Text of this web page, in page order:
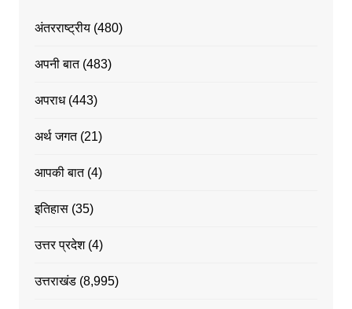
अंतरराष्ट्रीय(480)
अपनी बात(483)
अपराध(443)
अर्थ जगत(21)
आपकी बात(4)
इतिहास(35)
उत्तर प्रदेश(4)
उत्तराखंड(8,995)